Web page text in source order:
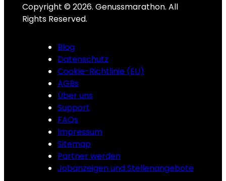
Copyright © 2026. Genussmarathon. All
Rights Reserved.
Blog
Datenschutz
Cookie-Richtlinie (EU)
AGBs
Über uns
Support
FAQs
Impressum
Sitemap
Partner werden
Jobanzeigen und Stellenangebote